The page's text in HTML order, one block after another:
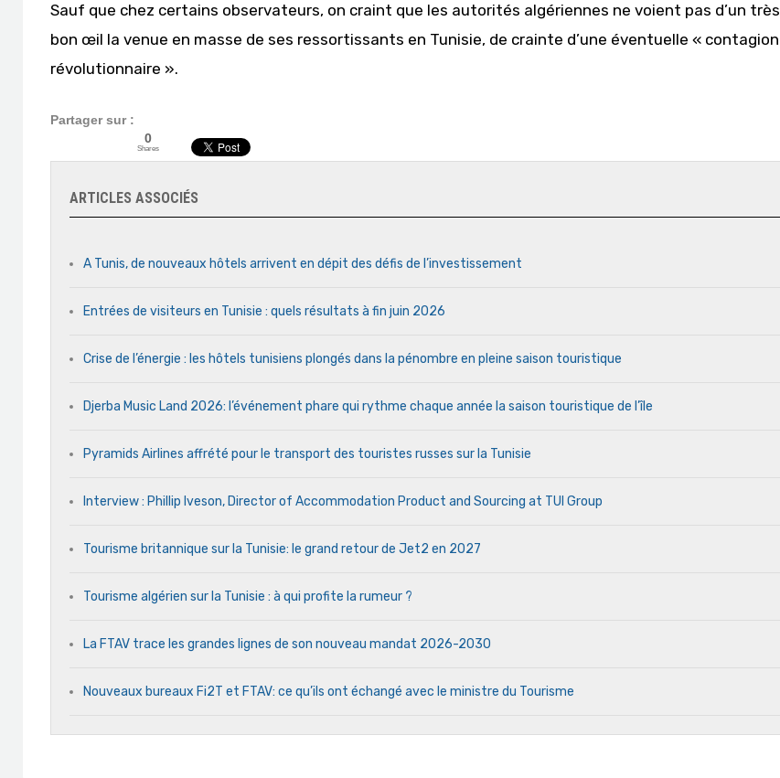
Sauf que chez certains observateurs, on craint que les autorités algériennes ne voient pas d’un très
bon œil la venue en masse de ses ressortissants en Tunisie, de crainte d’une éventuelle « contagion
révolutionnaire ».
Partager sur :
0
Shares
ARTICLES ASSOCIÉS
A Tunis, de nouveaux hôtels arrivent en dépit des défis de l’investissement
Entrées de visiteurs en Tunisie : quels résultats à fin juin 2026
Crise de l’énergie : les hôtels tunisiens plongés dans la pénombre en pleine saison touristique
Djerba Music Land 2026: l’événement phare qui rythme chaque année la saison touristique de l’île
Pyramids Airlines affrété pour le transport des touristes russes sur la Tunisie
Interview : Phillip Iveson, Director of Accommodation Product and Sourcing at TUI Group
Tourisme britannique sur la Tunisie: le grand retour de Jet2 en 2027
Tourisme algérien sur la Tunisie : à qui profite la rumeur ?
La FTAV trace les grandes lignes de son nouveau mandat 2026-2030
Nouveaux bureaux Fi2T et FTAV: ce qu’ils ont échangé avec le ministre du Tourisme